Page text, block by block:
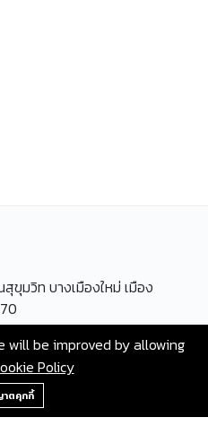
ขุมวิท บางเมืองใหม่ เมือง
638-9190
063-421-4647
will be improved by allowing
Policy
ตคุกกี้